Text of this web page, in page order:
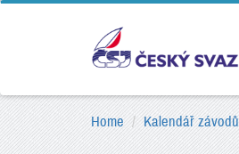
Home Kalendář závodů